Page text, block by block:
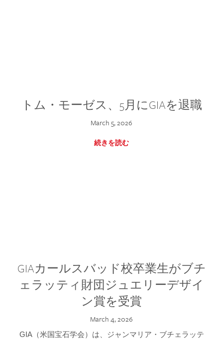
トム・モーゼス、5月にGIAを退職
March 5, 2026
続きを読む
GIAカールスバッド校卒業生がブチ
ェラッティ財団ジュエリーデザイ
ン賞を受賞
March 4, 2026
GIA（米国宝石学会）は、ジャンマリア・ブチェラッテ